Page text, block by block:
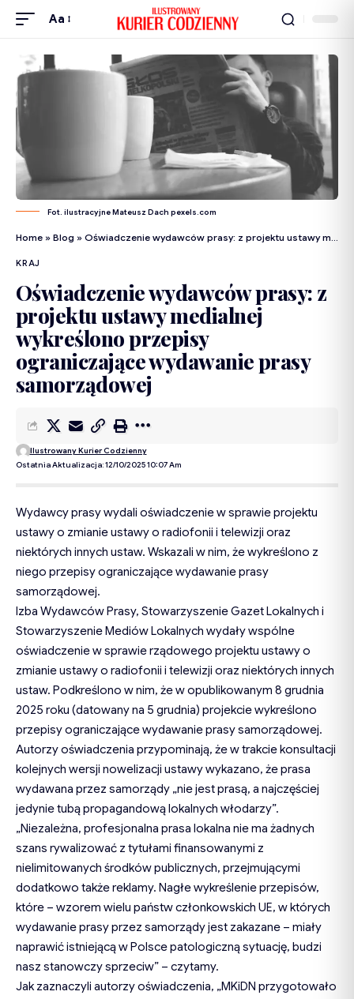
Aa
Fot. ilustracyjne Mateusz Dach pexels.com
Home » Blog » Oświadczenie wydawców prasy: z projektu ustawy medialnej wykreślono przepisy ograniczające wydawanie prasy samorządowej
KRAJ
Oświadczenie wydawców prasy: z
projektu ustawy medialnej
wykreślono przepisy
ograniczające wydawanie prasy
samorządowej
Ostatnia Aktualizacja: 12/10/2025 10:07 Am
Ilustrowany Kurier Codzienny
Wydawcy prasy wydali oświadczenie w sprawie projektu
ustawy o zmianie ustawy o radiofonii i telewizji oraz
niektórych innych ustaw. Wskazali w nim, że wykreślono z
niego przepisy ograniczające wydawanie prasy
samorządowej.
Izba Wydawców Prasy, Stowarzyszenie Gazet Lokalnych i
Stowarzyszenie Mediów Lokalnych wydały wspólne
oświadczenie w sprawie rządowego projektu ustawy o
zmianie ustawy o radiofonii i telewizji oraz niektórych innych
ustaw. Podkreślono w nim, że w opublikowanym 8 grudnia
2025 roku (datowany na 5 grudnia) projekcie wykreślono
przepisy ograniczające wydawanie prasy samorządowej.
Autorzy oświadczenia przypominają, że w trakcie konsultacji
kolejnych wersji nowelizacji ustawy wykazano, że prasa
wydawana przez samorządy „nie jest prasą, a najczęściej
jedynie tubą propagandową lokalnych włodarzy”.
„Niezależna, profesjonalna prasa lokalna nie ma żadnych
szans rywalizować z tytułami finansowanymi z
nielimitowanych środków publicznych, przejmującymi
dodatkowo także reklamy. Nagłe wykreślenie przepisów,
które – wzorem wielu państw członkowskich UE, w których
wydawanie prasy przez samorządy jest zakazane – miały
naprawić istniejącą w Polsce patologiczną sytuację, budzi
nasz stanowczy sprzeciw” – czytamy.
Jak zaznaczyli autorzy oświadczenia, „MKiDN przygotowało